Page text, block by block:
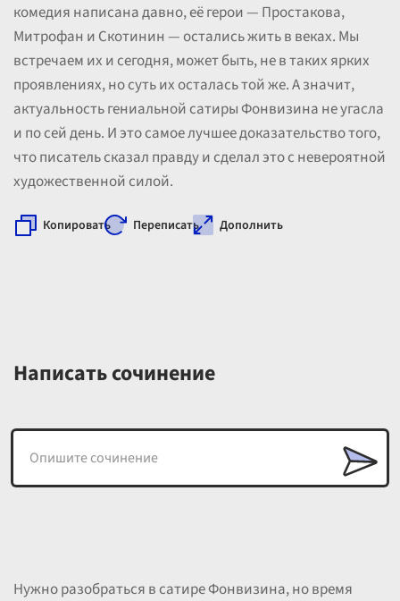
комедия написана давно, её герои — Простакова,
Митрофан и Скотинин — остались жить в веках. Мы
встречаем их и сегодня, может быть, не в таких ярких
проявлениях, но суть их осталась той же. А значит,
актуальность гениальной сатиры Фонвизина не угасла
и по сей день. И это самое лучшее доказательство того,
что писатель сказал правду и сделал это с невероятной
художественной силой.
Копировать Переписать Дополнить
Написать сочинение
Нужно разобраться в сатире Фонвизина, но время